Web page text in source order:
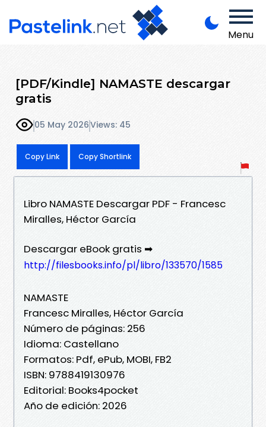
Menu
[PDF/Kindle] NAMASTE descargar
gratis
05 May 2026Views: 45
Copy Link Copy Shortlink
Libro NAMASTE Descargar PDF - Francesc
Miralles, Héctor García
Descargar eBook gratis ➡
http://filesbooks.info/pl/libro/133570/1585
NAMASTE
Francesc Miralles, Héctor García
Número de páginas: 256
Idioma: Castellano
Formatos: Pdf, ePub, MOBI, FB2
ISBN: 9788419130976
Editorial: Books4pocket
Año de edición: 2026